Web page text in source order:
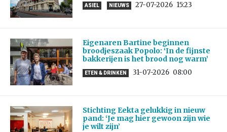
ASIEL NIEUWS 27-07-2026 15:23
Eigenaren Bartine beginnen
broodjeszaak Popolo: ‘In de fijnste
bakkerijen is het brood nog warm’
ETEN & DRINKEN 31-07-2026 08:00
Stichting Eekta gelukkig in nieuw
pand: ‘Je mag hier gewoon zijn wie
je wilt zijn’